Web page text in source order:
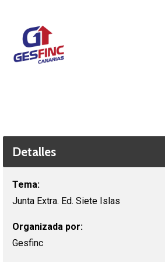
Detalles
Tema:
Junta Extra. Ed. Siete Islas
Organizada por:
Gesfinc